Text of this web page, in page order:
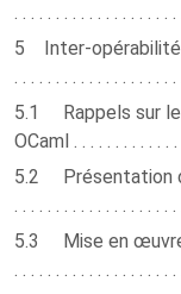
. . . . . . . . . . . . . . . . . . .
5 Inter-opérabilité
. . . . . . . . . . . . . . . .
5.1 Rappels sur
OCaml . . . . . . . . . . .
5.2 Présentation du
. . . . . . . . . . . . . . . . . .
5.3 Mise en œuvre . .
. . . . . . . . . . . . . . . . . . .